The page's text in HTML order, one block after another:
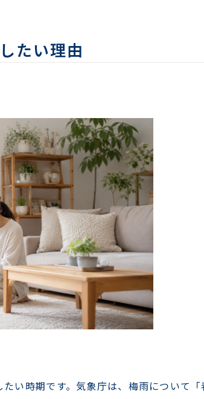
たい理由
い時期です。気象庁は、梅雨について